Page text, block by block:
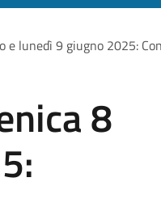
lunedì 9 giugno 2025:
8